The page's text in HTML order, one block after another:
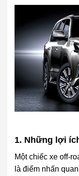
1. Những lợi
Một chiếc xe off-
là điểm nhấn